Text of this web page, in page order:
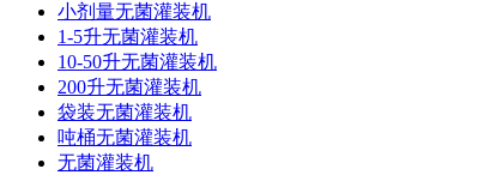
小剂量无菌灌装机
1-5升无菌灌装机
10-50升无菌灌装机
200升无菌灌装机
袋装无菌灌装机
吨桶无菌灌装机
无菌灌装机